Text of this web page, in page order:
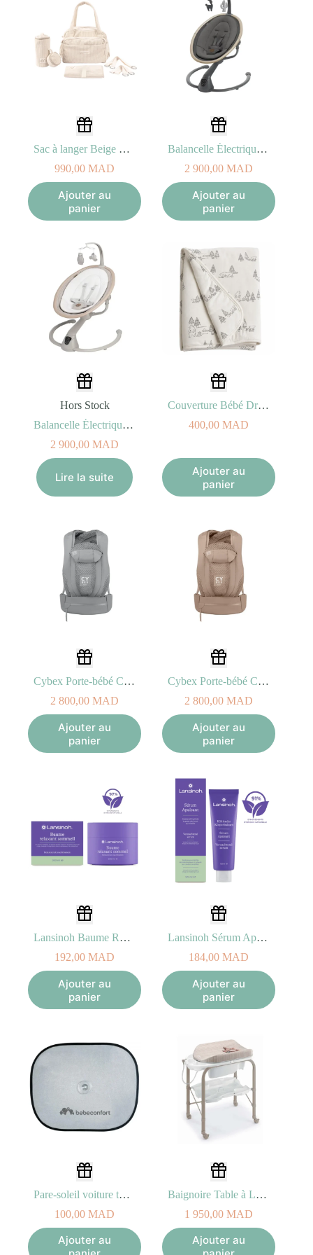
Sac à langer Beige – Fluffy Doomoo
990,00 MAD
Ajouter au
panier
Balancelle Électrique Cassia Beyond Graphite Eco
2 900,00 MAD
Ajouter au
panier
Hors Stock
Balancelle Électrique Cassia Classic Beige Eco
2 900,00 MAD
Lire la suite
Couverture Bébé Dream 75X100 Bear Family Grey
400,00 MAD
Ajouter au
panier
Cybex Porte-bébé Coya Platinum Cozy Grey light
2 800,00 MAD
Ajouter au
panier
Cybex Porte-bébé Coya Platinum Cozy Beige
2 800,00 MAD
Ajouter au
panier
Lansinoh Baume Relaxant Sommeil – 200ml
192,00 MAD
Ajouter au
panier
Lansinoh Sérum Apaisant
184,00 MAD
Ajouter au
panier
Pare-soleil voiture twist (2 unites)
100,00 MAD
Ajouter au
Baignoire Table à Langer Cambio 264 – Blanc et Taupe
1 950,00 MAD
Ajouter au